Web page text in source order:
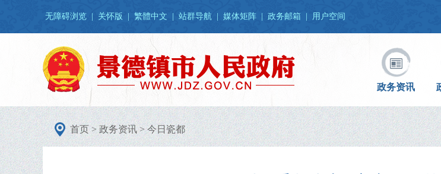
无障碍浏览 关怀版 繁體中文 站群导航 媒体矩阵 政务邮箱 用户空间
政务资讯
首页>政务资讯>今日瓷都